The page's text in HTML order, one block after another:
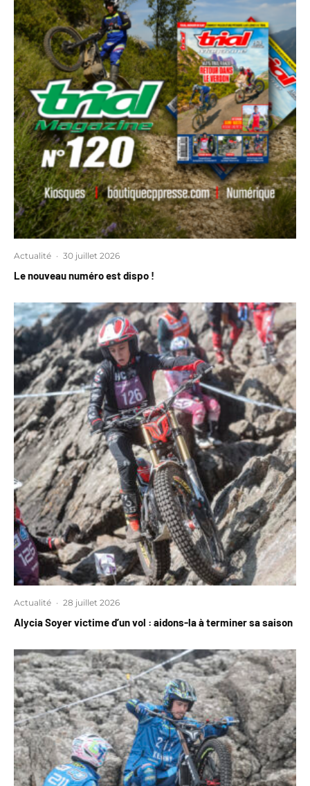
Actualité · 30 juillet 2026
Le nouveau numéro est dispo !
Actualité · 28 juillet 2026
Alycia Soyer victime d’un vol : aidons-la à terminer sa saison